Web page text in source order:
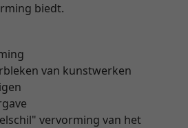
biedt.
van kunstwerken
vervorming van het